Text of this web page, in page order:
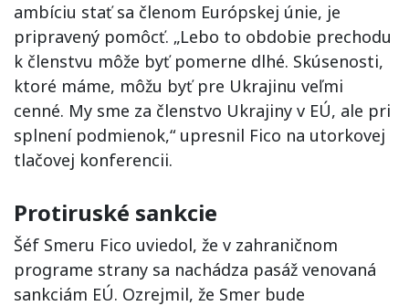
ambíciu stať sa členom Európskej únie, je
pripravený pomôcť. „Lebo to obdobie prechodu
k členstvu môže byť pomerne dlhé. Skúsenosti,
ktoré máme, môžu byť pre Ukrajinu veľmi
cenné. My sme za členstvo Ukrajiny v EÚ, ale pri
splnení podmienok,“ upresnil Fico na utorkovej
tlačovej konferencii.
Protiruské sankcie
Šéf Smeru Fico uviedol, že v zahraničnom
programe strany sa nachádza pasáž venovaná
sankciám EÚ. Ozrejmil, že Smer bude